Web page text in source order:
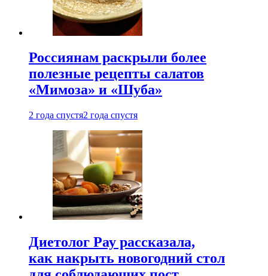
Россиянам раскрыли более
полезные рецепты салатов
«Мимоза» и «Шуба»
2 года спустя2 года спустя
Диетолог Рау рассказала,
как накрыть новогодний стол